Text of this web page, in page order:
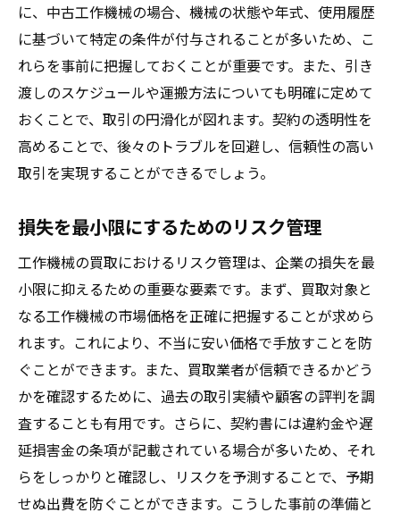
に、中古工作機械の場合、機械の状態や年式、使用履歴
に基づいて特定の条件が付与されることが多いため、こ
れらを事前に把握しておくことが重要です。また、引き
渡しのスケジュールや運搬方法についても明確に定めて
おくことで、取引の円滑化が図れます。契約の透明性を
高めることで、後々のトラブルを回避し、信頼性の高い
取引を実現することができるでしょう。
損失を最小限にするためのリスク管理
工作機械の買取におけるリスク管理は、企業の損失を最
小限に抑えるための重要な要素です。まず、買取対象と
なる工作機械の市場価格を正確に把握することが求めら
れます。これにより、不当に安い価格で手放すことを防
ぐことができます。また、買取業者が信頼できるかどう
かを確認するために、過去の取引実績や顧客の評判を調
査することも有用です。さらに、契約書には違約金や遅
延損害金の条項が記載されている場合が多いため、それ
らをしっかりと確認し、リスクを予測することで、予期
せぬ出費を防ぐことができます。こうした事前の準備と